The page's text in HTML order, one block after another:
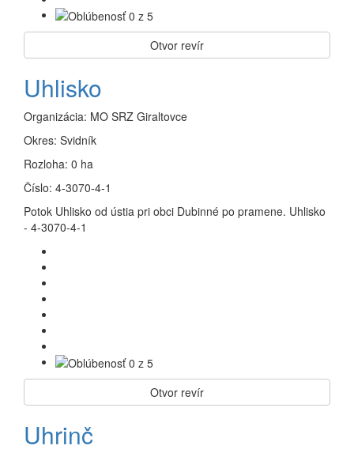
Otvor revír
Uhlisko
Organizácia: MO SRZ Giraltovce
Okres: Svidník
Rozloha: 0 ha
Číslo: 4-3070-4-1
Potok Uhlisko od ústia pri obci Dubinné po pramene. Uhlisko
- 4-3070-4-1
Otvor revír
Uhrinč